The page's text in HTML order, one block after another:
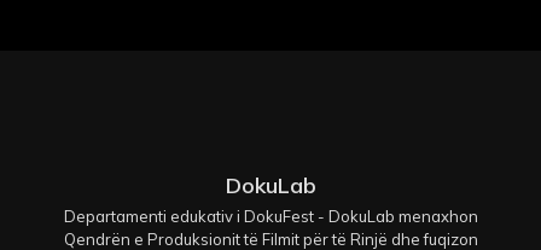
DokuLab
Departamenti edukativ i DokuFest - DokuLab menaxhon
Qendrën e Produksionit të Filmit për të Rinjë dhe fuqizon